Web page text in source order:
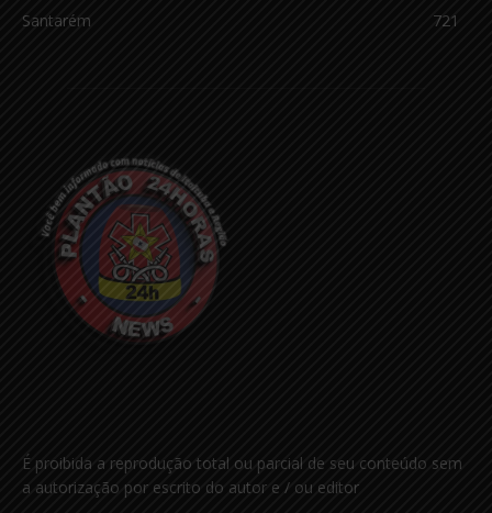
Santarém
721
É proibida a reprodução total ou parcial de seu conteúdo sem
a autorização por escrito do autor e / ou editor